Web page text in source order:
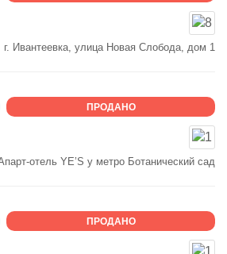
г. Ивантеевка, улица Новая Слобода, дом 1
ПРОДАНО
отель YE’S у метро Ботанический сад
ПРОДАНО